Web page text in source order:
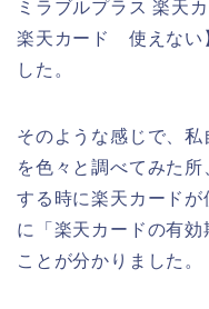
ミラブルプラス 楽天
楽天カード 使えない
した。
そのような感じで、
を色々と調べてみた
する時に楽天カード
に「楽天カードの有
ことが分かりました。